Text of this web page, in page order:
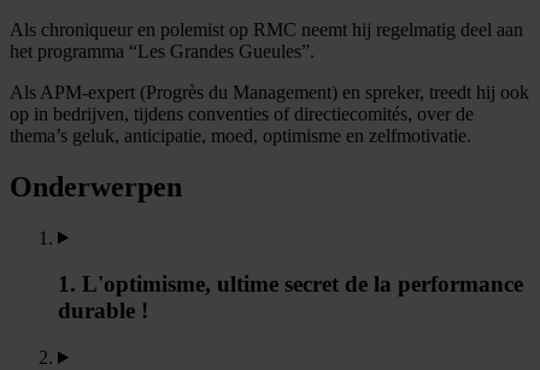
Als chroniqueur en polemist op RMC neemt hij regelmatig deel aan
het programma “Les Grandes Gueules”.
Als APM-expert (Progrès du Management) en spreker, treedt hij ook
op in bedrijven, tijdens conventies of directiecomités, over de
thema’s geluk, anticipatie, moed, optimisme en zelfmotivatie.
Onderwerpen
1. L'optimisme, ultime secret de la performance
durable !